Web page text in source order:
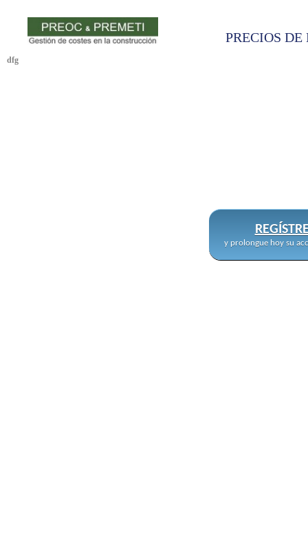
PRECIOS
dfg
y prolongue hoy su